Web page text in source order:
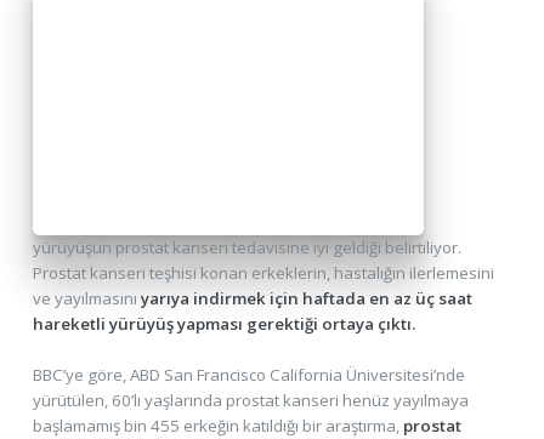
yürüyüşün prostat kanseri tedavisine iyi geldiği belirtiliyor.
Prostat kanseri teşhisi konan erkeklerin, hastalığın ilerlemesini
ve yayılmasınıyarıya indirmek için haftada en az üç saat
hareketli yürüyüş yapması gerektiği ortaya çıktı.
BBC’ye göre, ABD San Francisco California Üniversitesi’nde
yürütülen, 60’lı yaşlarında prostat kanseri henüz yayılmaya
başlamamış bin 455 erkeğin katıldığı bir araştırma, prostat